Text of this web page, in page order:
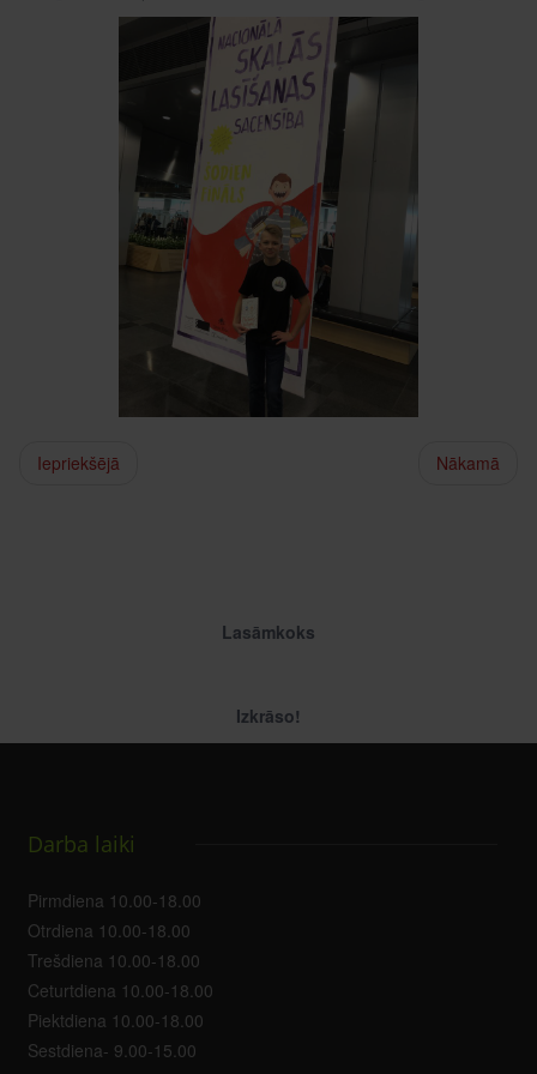
Iepriekšējā Nākamā
Lasāmkoks
Izkrāso!
Darba laiki
Pirmdiena 10.00-18.00
Otrdiena 10.00-18.00
Trešdiena 10.00-18.00
Ceturtdiena 10.00-18.00
Piektdiena 10.00-18.00
Sestdiena- 9.00-15.00